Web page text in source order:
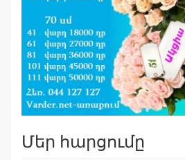
Մեր հարցումը